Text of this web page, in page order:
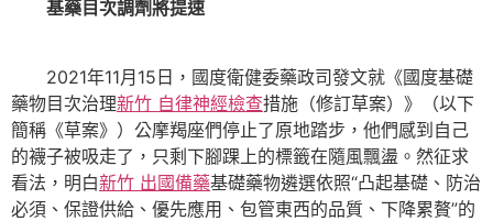
基藥目次調劑將提速
2021年11月15日，國度衛健委藥政司發文就《國度基礎
藥物目次治理新竹 自律神經檢查措施（修訂草案）》（以下
簡稱《草案》）公摩羯座們停止了原地踏步，他們感到自己
的襪子被吸走了，只剩下腳踝上的標籤在隨風飄盪。然征求
看法，明白新竹 出國備藥基礎藥物遴選依照“凸起基礎、防治
必須、保證供給、優先應用、包管東西的品質、下降累贅”的